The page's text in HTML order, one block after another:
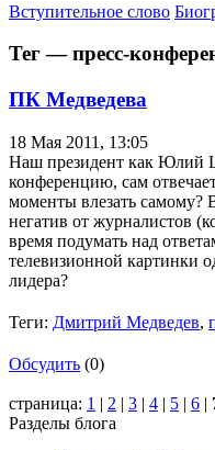
Вступительное слово
Тег — пресс-
ПК Медведева
18 Мая 2011, 13:05
Наш президент как Юлий
конференцию, сам
моменты влезать самому?
негатив от журналистов
время подумать над
телевизионной картинки
лидера?
Теги: Дмитрий Медведев,
Обсудить (0)
страница: 1 | 2 | 3 | 4 | 5 | 6 |
Разделы блога